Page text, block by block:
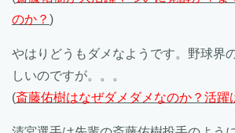
のか？ )
やはりどうもダメなようです。野球界
しいのですが。。。
(斎藤佑樹はなぜダメダメなのか？活躍